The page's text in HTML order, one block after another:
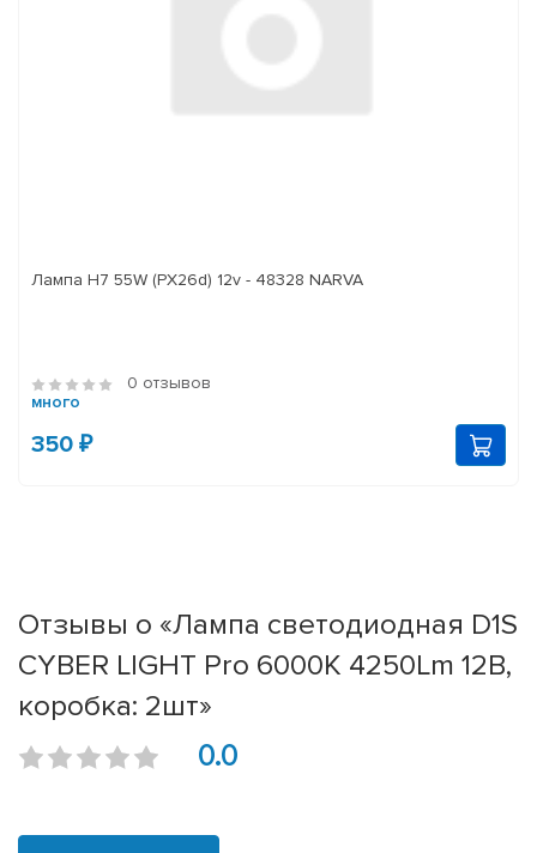
Лампа H7 55W (PX26d) 12v - 48328 NARVA
0 отзывов
много
350 ₽
Отзывы о «Лампа светодиодная D1S
CYBER LIGHT Pro 6000K 4250Lm 12В,
коробка: 2шт»
0.0